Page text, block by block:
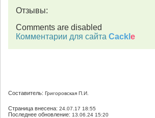
Отзывы:
Comments are disabled
Комментарии для сайта Cackl e
Составитель: Григоровская П.И.
Страница внесена: 24.07.17 18:55
Последнее обновление: 13.06.24 15:20